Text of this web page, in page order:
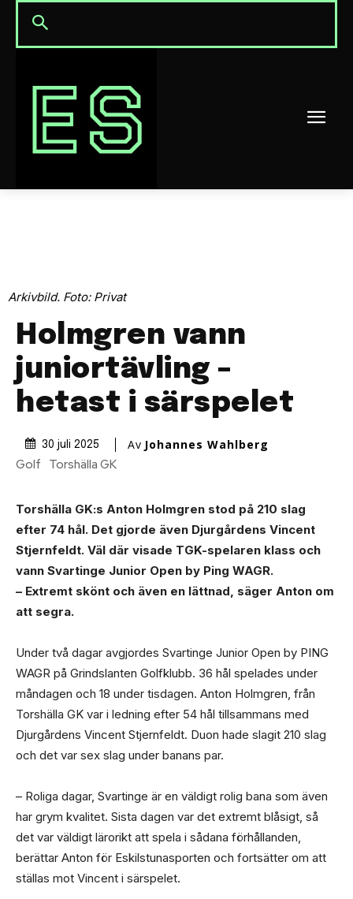
Arkivbild. Foto: Privat
Holmgren vann
juniortävling –
hetast i särspelet
30 juli 2025 Av Johannes Wahlberg
Golf Torshälla GK
Torshälla GK:s Anton Holmgren stod på 210 slag
efter 74 hål. Det gjorde även Djurgårdens Vincent
Stjernfeldt. Väl där visade TGK-spelaren klass och
vann Svartinge Junior Open by Ping WAGR.
– Extremt skönt och även en lättnad, säger Anton om
att segra.
Under två dagar avgjordes Svartinge Junior Open by PING
WAGR på Grindslanten Golfklubb. 36 hål spelades under
måndagen och 18 under tisdagen. Anton Holmgren, från
Torshälla GK var i ledning efter 54 hål tillsammans med
Djurgårdens Vincent Stjernfeldt. Duon hade slagit 210 slag
och det var sex slag under banans par.
– Roliga dagar, Svartinge är en väldigt rolig bana som även
har grym kvalitet. Sista dagen var det extremt blåsigt, så
det var väldigt lärorikt att spela i sådana förhållanden,
berättar Anton för Eskilstunasporten och fortsätter om att
ställas mot Vincent i särspelet.